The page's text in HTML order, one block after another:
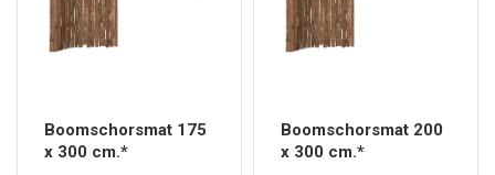
Boomschorsmat 175
x 300 cm.*
Boomschorsmat 200
x 300 cm.*